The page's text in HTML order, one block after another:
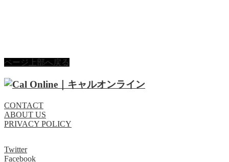
ページ上部へ戻る
CONTACT
ABOUT US
PRIVACY POLICY
Twitter
Facebook